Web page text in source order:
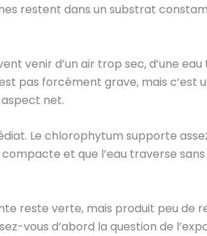
restent dans un substrat
venir d’un air trop sec, d’une
pas forcément grave, mais c’est
net.
Le chlorophytum supporte
et que l’eau traverse
reste verte, mais produit peu de
vous d’abord la question de